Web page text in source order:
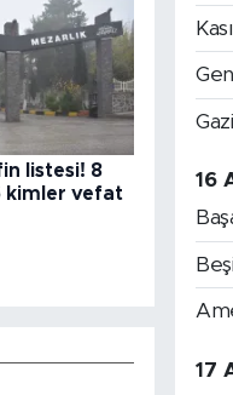
listesi! 8
kimler vefat
16
17